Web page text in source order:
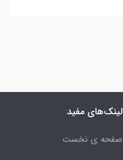
لینک‌های مفید
صفحه ی نخست